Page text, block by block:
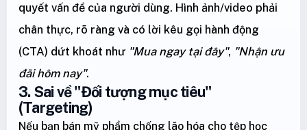
quyết vấn đề của người dùng. Hình ảnh/video phải
chân thực, rõ ràng và có lời kêu gọi hành động
(CTA) dứt khoát như "Mua ngay tại đây", "Nhận ưu
đãi hôm nay".
3. Sai về "Đối tượng mục tiêu"
(Targeting)
Nếu bạn bán mỹ phẩm chống lão hóa cho tệp học